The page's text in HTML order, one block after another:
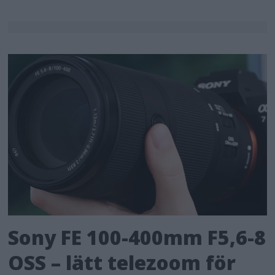
Sony FE 100-400mm F5,6-8
OSS – lätt telezoom för